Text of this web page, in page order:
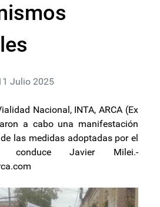
Julio 2025
Nacional, INTA, ARCA (Ex
a cabo una manifestación
las medidas adoptadas por el
conduce Javier Milei.-